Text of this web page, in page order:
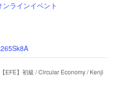
ンラインイベント
【EFE】初級 / Circular Economy / Kenji